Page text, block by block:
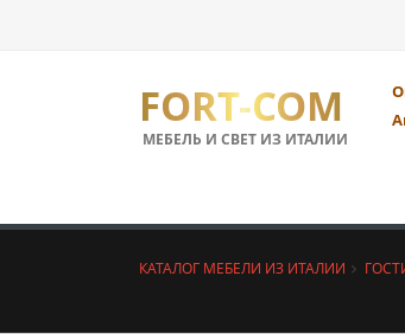
FORT-COM
МЕБЕЛЬ И СВЕТ ИЗ ИТАЛИИ
КАТАЛОГ МЕБЕЛИ ИЗ ИТАЛИИ